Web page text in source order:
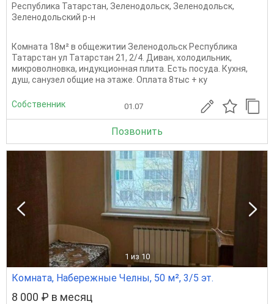
Республика Татарстан, Зеленодольск, Зеленодольск,
Зеленодольский р-н
Комната 18м² в общежитии Зеленодольск Республика
Татарстан ул Татарстан 21, 2/4. Диван, холодильник,
микроволновка, индукционная плита. Есть посуда. Кухня,
душ, санузел общие на этаже. Оплата 8тыс + ку
Собственник 01.07
Позвонить
1 из 10
Комната, Набережные Челны, 50 м², 3/5 эт.
8 000 ₽ в месяц